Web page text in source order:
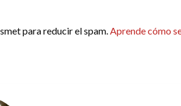
para reducir el spam.Aprende cómo